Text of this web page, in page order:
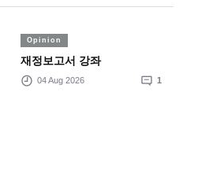
Opinion
재정보고서 강좌
04 Aug 2026 1